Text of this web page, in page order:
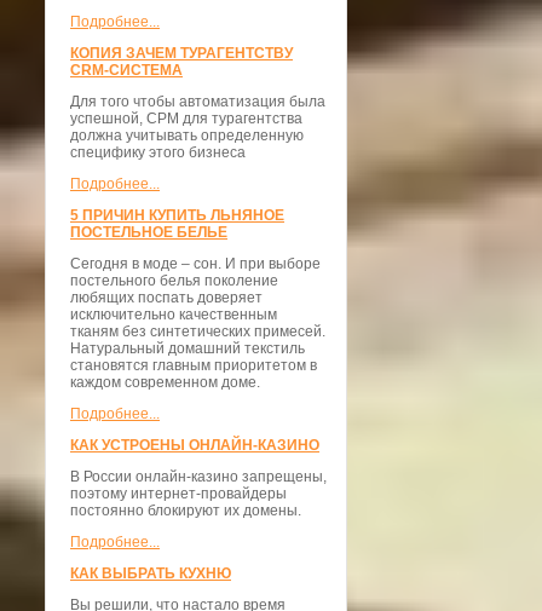
Подробнее...
КОПИЯ ЗАЧЕМ ТУРАГЕНТСТВУ
CRM-СИСТЕМА
Для того чтобы автоматизация была
успешной, СРМ для турагентства
должна учитывать определенную
специфику этого бизнеса
Подробнее...
5 ПРИЧИН КУПИТЬ ЛЬНЯНОЕ
ПОСТЕЛЬНОЕ БЕЛЬЕ
Сегодня в моде – сон. И при выборе
постельного белья поколение
любящих поспать доверяет
исключительно качественным
тканям без синтетических примесей.
Натуральный домашний текстиль
становятся главным приоритетом в
каждом современном доме.
Подробнее...
КАК УСТРОЕНЫ ОНЛАЙН-КАЗИНО
В России онлайн-казино запрещены,
поэтому интернет-провайдеры
постоянно блокируют их домены.
Подробнее...
КАК ВЫБРАТЬ КУХНЮ
Вы решили, что настало время